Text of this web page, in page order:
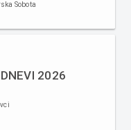
Sobota
2026